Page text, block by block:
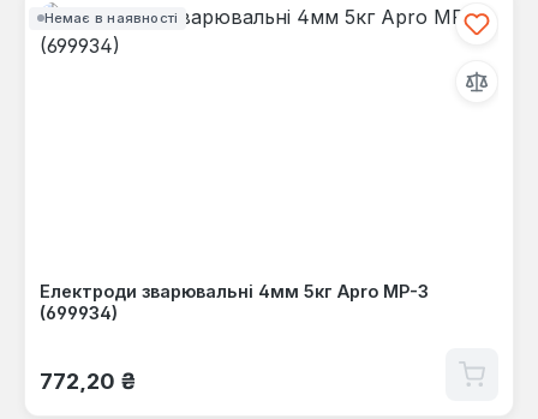
Немає в наявності
Електроди зварювальні 4мм 5кг Apro МР-3
(699934)
Звичайна ціна:
772,20 ₴